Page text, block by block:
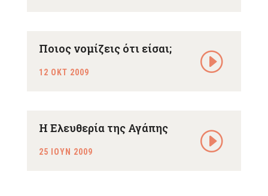
Ποιος νομίζεις ότι είσαι;
12 ΟΚΤ 2009
Η Ελευθερία της Αγάπης
25 ΙΟΥΝ 2009